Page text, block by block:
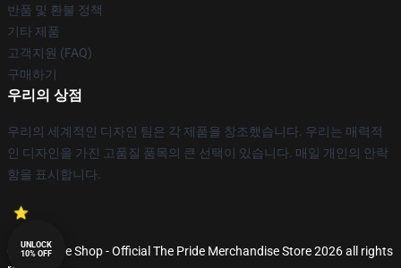
반품 및 환불 정책
기타 제품
고객지원 (FAQ)
구매하기
우리의 상점
우리의 세계적인 디자인 팀은 각 제품을 창조했습니다. 우리는 매력적
인 디자인을 가진 고품질 품목의 큰 선택이 있습니다. 매일 개인의 안락
함을 표시합니다.
© The Pride Shop - Official The Pride Merchandise Store 2026 all rights
UNLOCK
10% OFF